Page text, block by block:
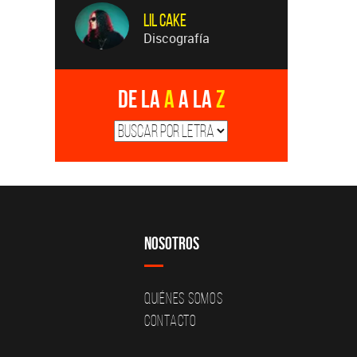
LiL CaKe
Discografía
De laAa laZ
Nosotros
Quiénes Somos
Contacto